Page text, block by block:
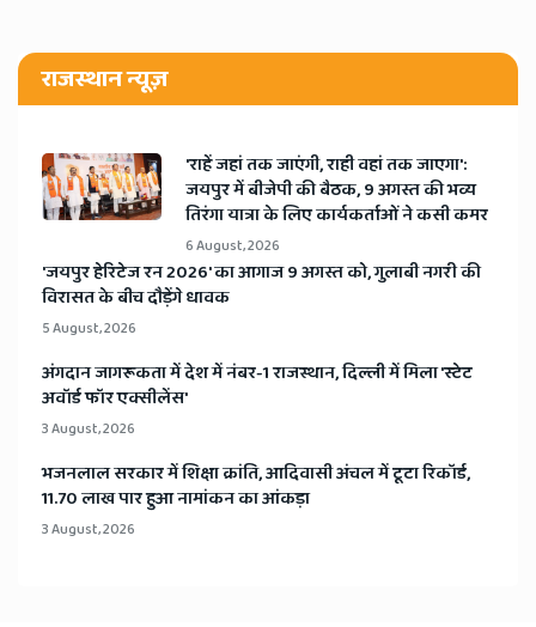
राजस्थान न्यूज़
'राहें जहां तक जाएंगी, राही वहां तक जाएगा':
जयपुर में बीजेपी की बैठक, 9 अगस्त की भव्य
तिरंगा यात्रा के लिए कार्यकर्ताओं ने कसी कमर
6 August, 2026
​'जयपुर हेरिटेज रन 2026' का आगाज 9 अगस्त को, गुलाबी नगरी की
विरासत के बीच दौड़ेंगे धावक
5 August, 2026
अंगदान जागरूकता में देश में नंबर-1 राजस्थान, दिल्ली में मिला 'स्टेट
अवॉर्ड फॉर एक्सीलेंस'
3 August, 2026
भजनलाल सरकार में शिक्षा क्रांति, आदिवासी अंचल में टूटा रिकॉर्ड,
11.70 लाख पार हुआ नामांकन का आंकड़ा
3 August, 2026